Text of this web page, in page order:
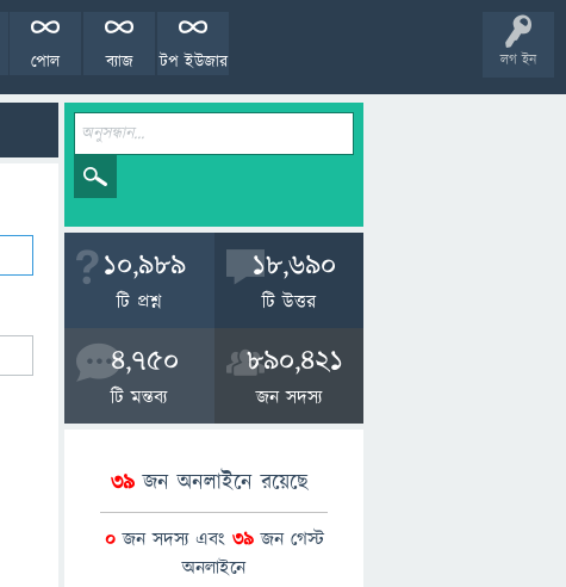
লগ ইন
টপ ইউজার
ব্যাজ
পোল
10,989
টি প্রশ্ন
18,690
টি উত্তর
4,750
টি মন্তব্য
890,421
জন সদস্য
39জন অনলাইনে রয়েছে
0জন সদস্য এবং 39জন গেস্ট
অনলাইনে